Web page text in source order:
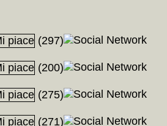
(297)
(200)
(275)
(271)